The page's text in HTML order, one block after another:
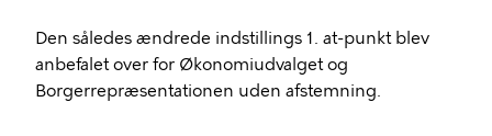
Den således ændrede indstillings 1. at-punkt blev
anbefalet over for Økonomiudvalget og
Borgerrepræsentationen uden afstemning.